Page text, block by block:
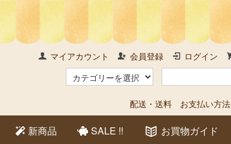
マイアカウント 会員登録 ログイン
配送・送料 お支払い方法
新商品 SALE !! お買物ガイド